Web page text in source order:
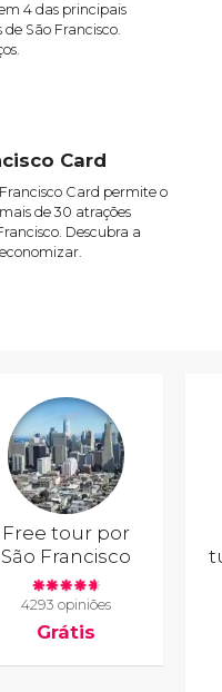
4 das principais
São Francisco.
Card
Card permite o
de 30 atrações
Descubra a
Free tour por
São Francisco
4293 opiniões
Grátis